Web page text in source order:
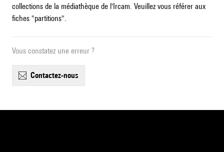
collections de la médiathèque de l'Ircam. Veuillez vous référer aux
fiches "partitions".
Vous constatez une erreur ?
contactez-nous